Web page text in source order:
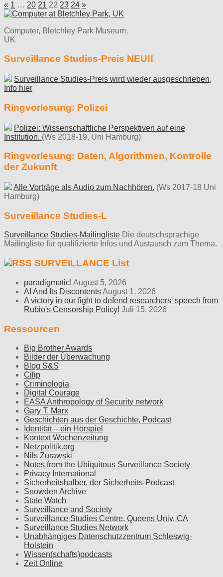
« 1 … 20 21 22 23 24 »
Computer, Bletchley Park Museum,
UK
Surveillance Studies-Preis NEU!!
Surveillance Studies-Preis wird wieder ausgeschrieben,
Info hier
Ringvorlesung: Polizei
Polizei: Wissenschaftliche Perspektiven auf eine
Institution. (Ws 2018-19, Uni Hamburg)
Ringvorlesung: Daten, Algorithmen, Kontrolle
der Zukunft
Alle Vorträge als Audio zum Nachhören. (Ws 2017-18 Uni
Hamburg)
Surveillance Studies-L
Surveillance Studies-Mailingliste Die deutschsprachige
Mailingliste für qualifizierte Infos und Austausch zum Thema.
SURVEILLANCE List
paradigmatic! August 5, 2026
AI And Its DiscontentsAugust 1, 2026
A victory in our fight to defend researchers' speech from
Rubio's Censorship Policy! Juli 15, 2026
Ressourcen
Big Brother Awards
Bilder der Überwachung
Blog S&S
Cilip
Criminologia
Digital Courage
EASA Anthropology of Security network
Gary T. Marx
Geschichten aus der Geschichte, Podcast
Identität – ein Hörspiel
Kontext Wochenzeitung
Netzpolitik.org
Nils Zurawski
Notes from the Ubiquitous Surveillance Society
Privacy International
Sicherheitshalber, der Sicherheits-Podcast
Snowden Archive
State Watch
Surveillance and Society
Surveillance Studies Centre, Queens Univ, CA
Surveillance Studies Network
Unabhängiges Datenschutzzentrum Schleswig-
Holstein
Wissen(schafts)podcasts
Zeit Online